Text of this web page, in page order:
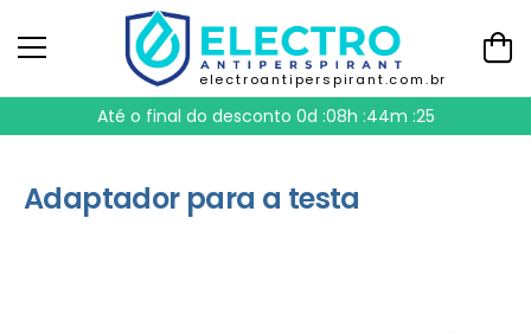
electroantiperspirant.com.br
Até o final do desconto 0d :08h :44m :25
Adaptador para a testa